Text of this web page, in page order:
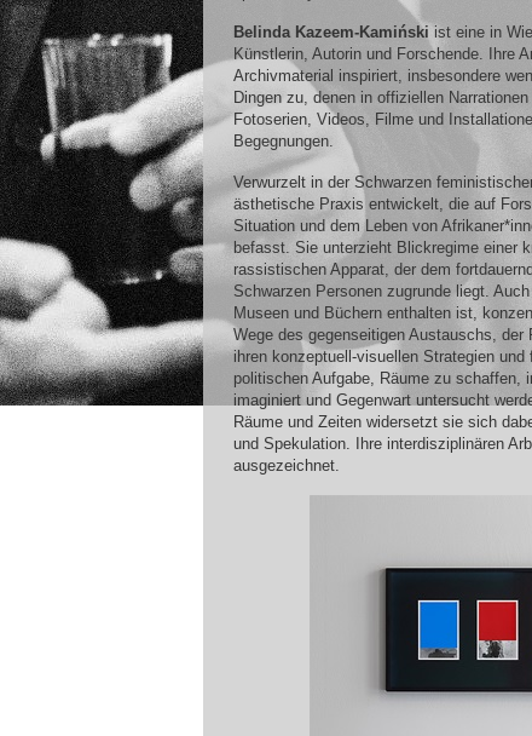
Belinda Kazeem-Kamiński ist eine in
Künstlerin, Autorin und Forschende. Ihre
Archivmaterial inspiriert, insbesondere
Dingen zu, denen in offiziellen
Fotoserien, Videos, Filme und
Begegnungen.
Verwurzelt in der Schwarzen
ästhetische Praxis entwickelt, die auf
Situation und dem Leben von
befasst. Sie unterzieht Blickregime einer
rassistischen Apparat, der dem
Schwarzen Personen zugrunde liegt.
Museen und Büchern enthalten ist,
Wege des gegenseitigen Austauschs,
ihren konzeptuell-visuellen Strategien
politischen Aufgabe, Räume zu schaffen,
imaginiert und Gegenwart untersucht
Räume und Zeiten widersetzt sie sich
und Spekulation. Ihre interdisziplinären
ausgezeichnet.